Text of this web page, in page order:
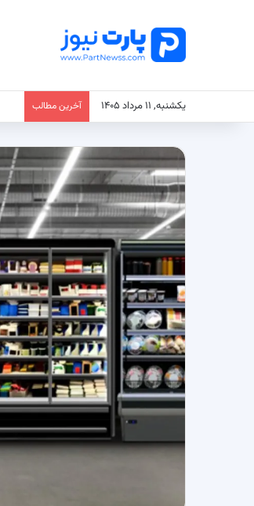
یکشنبه, ۱۱ مرداد ۱۴۰۵ آخرین مطالب